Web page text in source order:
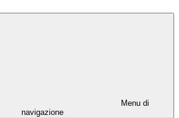
Menu di
navigazione